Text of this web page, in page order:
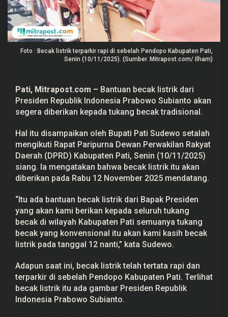
d
e
n
P
a
b
o
a
k
a
l
b
e
i
k
a
n
e
s
o
k
R
a
b
Foto : Becak listrik terparkir rapi di sebelah Pendopo Kabupaten Pati,
Senin (10/11/2025). (Sumber. Mitrapost.com/ Ilham)
Pati, Mitrapost.com – Bantuan becak listrik dari
Presiden Republik Indonesia Prabowo Subianto akan
segera diberikan kepada tukang becak tradisional.
Hal itu disampaikan oleh Bupati Pati Sudewo setalah
mengikuti Rapat Paripurna Dewan Perwakilan Rakyat
Daerah (DPRD) Kabupaten Pati, Senin (10/11/2025)
siang. Ia mengatakan bahwa becak listrik itu akan
diberikan pada Rabu 12 November 2025 mendatang.
“Itu ada bantuan becak listrik dari Bapak Presiden
yang akan kami berikan kepada seluruh tukang
becak di wilayah Kabupaten Pati semuanya tukang
becak yang konvensional itu akan kami kasih becak
listrik pada tanggal 12 nanti,” kata Sudewo.
Adapun saat ini, becak listrik telah tertata rapi dan
terparkir di sebelah Pendopo Kabupaten Pati. Terlihat
becak listrik itu ada gambar Presiden Republik
Indonesia Prabowo Subianto.